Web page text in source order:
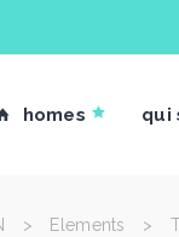
homes qui
> Elements >